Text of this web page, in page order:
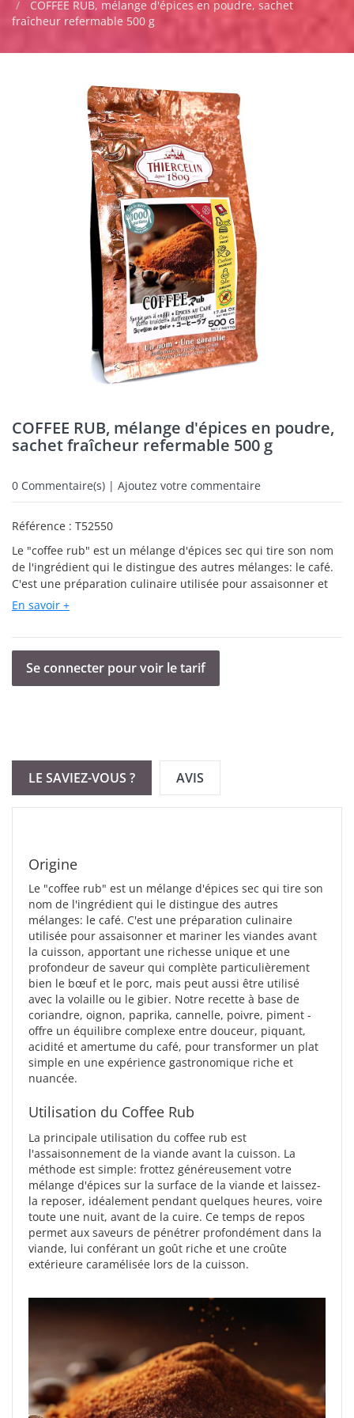
COFFEE RUB, mélange d'épices en poudre, sachet
fraîcheur refermable 500 g
COFFEE RUB, mélange d'épices en poudre,
sachet fraîcheur refermable 500 g
0 Commentaire(s) | Ajoutez votre commentaire
Référence : T52550
Le "coffee rub" est un mélange d'épices sec qui tire son nom
de l'ingrédient qui le distingue des autres mélanges: le café.
C'est une préparation culinaire utilisée pour assaisonner et
mariner les viandes avant la cuisson, apportant une richesse
particulièrement bien le bœuf et le porc, mais peut aussi être
utilisé avec la volaille ou le gibier. Notre recette à base de
coriandre, oignon, paprika, cannelle, poivre, piment - offre un
équilibre complexe entre douceur, piquant, acidité et
En savoir +
Se connecter pour voir le tarif
LE SAVIEZ-VOUS ? AVIS
Origine
Le "coffee rub" est un mélange d'épices sec qui tire son
nom de l'ingrédient qui le distingue des autres
mélanges: le café. C'est une préparation culinaire
utilisée pour assaisonner et mariner les viandes avant
la cuisson, apportant une richesse unique et une
profondeur de saveur qui complète particulièrement
bien le bœuf et le porc, mais peut aussi être utilisé
avec la volaille ou le gibier. Notre recette à base de
coriandre, oignon, paprika, cannelle, poivre, piment -
offre un équilibre complexe entre douceur, piquant,
acidité et amertume du café, pour transformer un plat
simple en une expérience gastronomique riche et
nuancée.
Utilisation du Coffee Rub
La principale utilisation du coffee rub est
l'assaisonnement de la viande avant la cuisson. La
méthode est simple: frottez généreusement votre
mélange d'épices sur la surface de la viande et laissez-
la reposer, idéalement pendant quelques heures, voire
toute une nuit, avant de la cuire. Ce temps de repos
permet aux saveurs de pénétrer profondément dans la
viande, lui conférant un goût riche et une croûte
extérieure caramélisée lors de la cuisson.